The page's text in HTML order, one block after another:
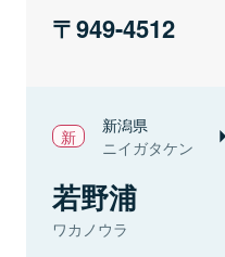
949-4512
新潟県
ニイガタケン
若野浦
ワカノウラ